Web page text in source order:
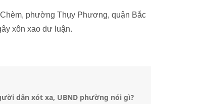
phường Thụy Phương, quận Bắc
xôn xao dư luận.
dân xót xa, UBND phường nói gì?